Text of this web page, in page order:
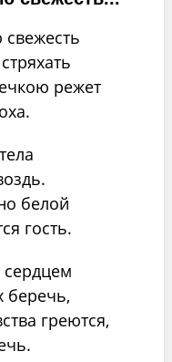
режет
белой
гость.
сердцем
беречь,
греются,